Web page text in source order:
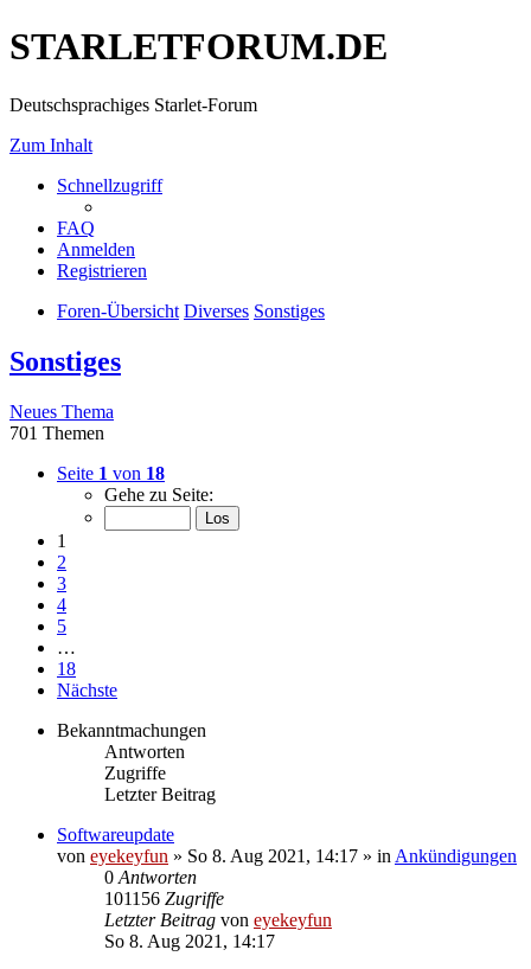
STARLETFORUM.DE
Deutschsprachiges Starlet-Forum
Zum Inhalt
Schnellzugriff
FAQ
Anmelden
Registrieren
Foren-Übersicht Diverses Sonstiges
Sonstiges
Neues Thema
701 Themen
Seite 1 von 18
Gehe zu Seite:
1
2
3
4
5
…
18
Nächste
Bekanntmachungen
Antworten
Zugriffe
Letzter Beitrag
Softwareupdate
von eyekeyfun » So 8. Aug 2021, 14:17 » in Ankündigungen
0 Antworten
101156 Zugriffe
Letzter Beitrag von eyekeyfun
So 8. Aug 2021, 14:17